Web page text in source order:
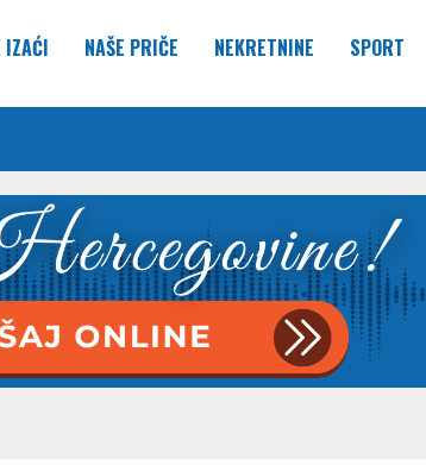
IZAĆI NAŠE PRIČE NEKRETNINE SPORT